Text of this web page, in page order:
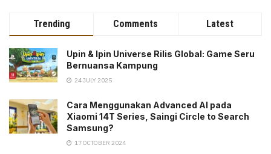
Trending Comments Latest
Upin & Ipin Universe Rilis Global: Game Seru
Bernuansa Kampung
24 JULY 2025
Cara Menggunakan Advanced AI pada
Xiaomi 14T Series, Saingi Circle to Search
Samsung?
17 OCTOBER 2024